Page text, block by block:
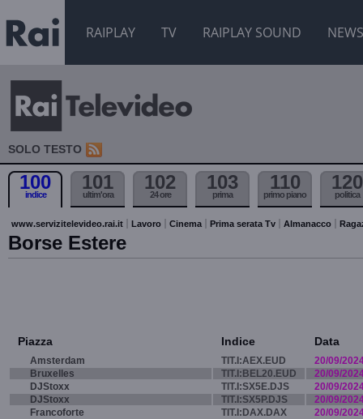
RAIPLAY TV RAIPLAY SOUND NEWS
SOLO TESTO
100
indice
101
ultim'ora
102
24 ore
103
prima
110
primo piano
120
politica
www.servizitelevideo.rai.it Lavoro Cinema Prima serata Tv Almanacco
Borse Estere
Piazza Indice Data
Amsterdam TIT.I:AEX.EUD
20/09/
Bruxelles
TIT.I:BEL20.EUD
20/09/
DJStoxx
TIT.I:SX5E.DJS
20/09/
DJStoxx
TIT.I:SX5P.DJS
20/09/
Francoforte
TIT.I:DAX.DAX
20/09/